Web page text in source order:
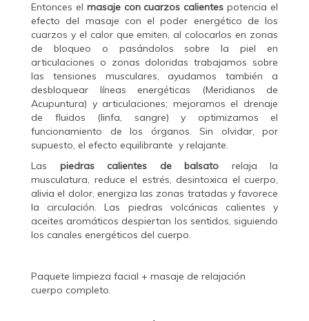
Entonces el masaje con cuarzos calientes potencia el
efecto del masaje con el poder energético de los
cuarzos y el calor que emiten, al colocarlos en zonas
de bloqueo o pasándolos sobre la piel en
articulaciones o zonas doloridas trabajamos sobre
las tensiones musculares, ayudamos también a
desbloquear líneas energéticas (Meridianos de
Acupuntura) y articulaciones; mejoramos el drenaje
de fluidos (linfa, sangre) y optimizamos el
funcionamiento de los órganos. Sin olvidar, por
supuesto, el efecto equilibrante y relajante.
Las piedras calientes de balsato relaja la
musculatura, reduce el estrés, desintoxica el cuerpo,
alivia el dolor, energiza las zonas tratadas y favorece
la circulación. Las piedras volcánicas calientes y
aceites aromáticos despiertan los sentidos, siguiendo
los canales energéticos del cuerpo.
Paquete limpieza facial + masaje de relajación
cuerpo completo.